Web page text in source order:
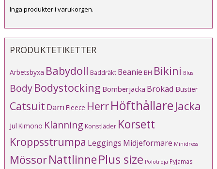
Inga produkter i varukorgen.
PRODUKTETIKETTER
Arbetsbyxa Babydoll Baddräkt Beanie BH Bikini Blus
BodyBodystocking Bomberjacka Brokad Bustier
Catsuit Dam Fleece HerrHöfthållare Jacka
Jul Kimono Klänning Konstläder Korsett
Kroppsstrumpa Leggings Midjeformare Minidress
MössorNattlinnePlus size Polotröja Pyjamas